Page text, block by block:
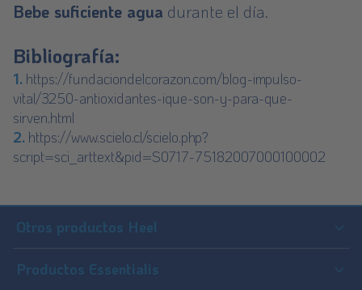
Bebe suficiente agua durante el día.
Bibliografía:
1. https://fundaciondelcorazon.com/blog-impulso-
vital/3250-antioxidantes-ique-son-y-para-que-
sirven.html
2. https://www.scielo.cl/scielo.php?
script=sci_arttext&pid=S0717-75182007000100002
Footer
Sitemap
Otros productos Heel
Productos Essentialis